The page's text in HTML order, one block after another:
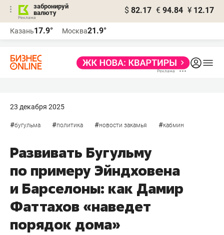
забронируй
валюту
$ 82.17 € 94.84 ¥ 12.17
Казань17.9° Москва21.9°
23 декабря 2025
#бугульма #политика #новости закамья #кабмин
Развивать Бугульму
по примеру Эйндховена
и Барселоны: как Дамир
Фаттахов «наведет
порядок дома»